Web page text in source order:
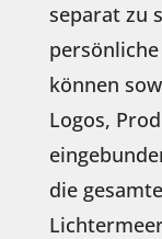
separat zu
können
Logos,
die gesamte